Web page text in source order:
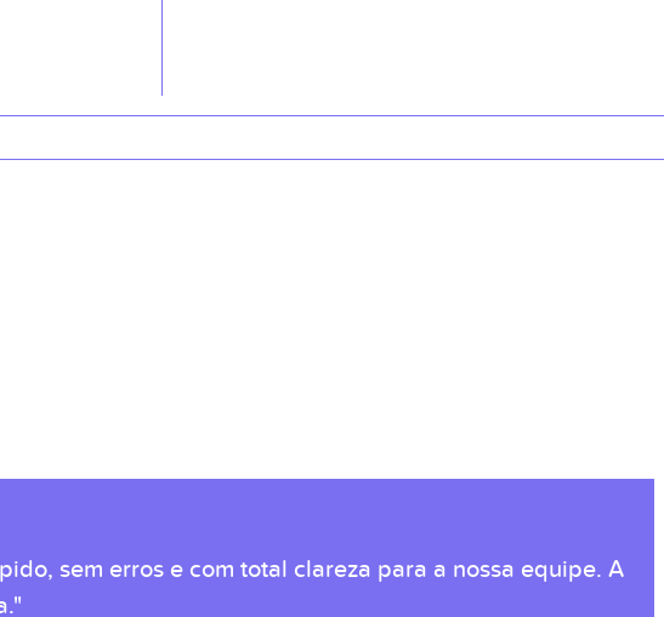
sem erros e com total clareza para a nossa equipe. A